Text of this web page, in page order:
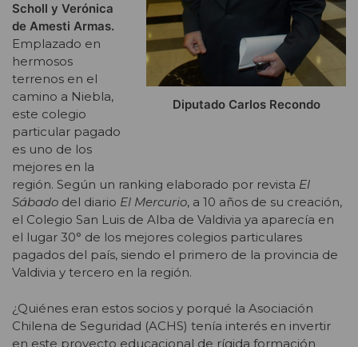
Diputado Carlos Recondo
Scholl y Verónica
de Amesti Armas.
Emplazado en
hermosos
terrenos en el
camino a Niebla,
este colegio
particular pagado
es uno de los
mejores en la
región. Según un ranking elaborado por revista El
Sábado del diario El Mercurio, a 10 años de su creación,
el Colegio San Luis de Alba de Valdivia ya aparecía en
el lugar 30° de los mejores colegios particulares
pagados del país, siendo el primero de la provincia de
Valdivia y tercero en la región.
¿Quiénes eran estos socios y porqué la Asociación
Chilena de Seguridad (ACHS) tenía interés en invertir
en este proyecto educacional de rígida formación